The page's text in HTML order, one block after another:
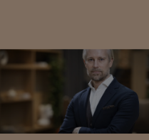
gester på olika webbplatser